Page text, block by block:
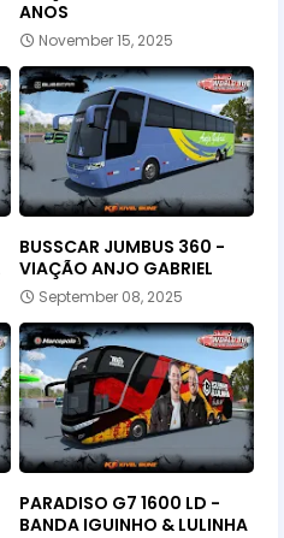
ANOS
November 15, 2025
BUSSCAR JUMBUS 360 -
VIAÇÃO ANJO GABRIEL
September 08, 2025
PARADISO G7 1600 LD -
BANDA IGUINHO & LULINHA